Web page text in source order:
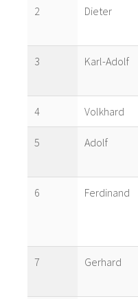
2 Dieter
3 Karl-Adolf
4 Volkhard
5 Adolf
6 Ferdinand
7 Gerhard